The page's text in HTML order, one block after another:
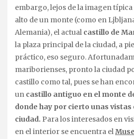
embargo, lejos de la imagen
alto de un monte (como en
Alemania), el actual castillo de
la plaza principal de la ciudad, a
práctico, eso seguro.
mariborienses, pronto la ciudad
castillo como tal, pues se han
un castillo antiguo en el monte
donde hay por cierto unas vistas
ciudad. Para los interesados en
en el interior se encuentra el